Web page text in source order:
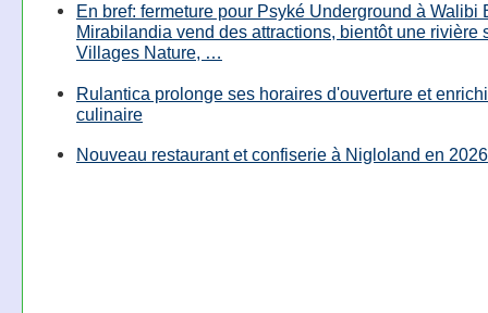
En bref: fermeture pour Psyké Underground à Walibi
Mirabilandia vend des attractions, bientôt une rivière
Villages Nature, …
Rulantica prolonge ses horaires d'ouverture et
culinaire
Nouveau restaurant et confiserie à Nigloland en 2026